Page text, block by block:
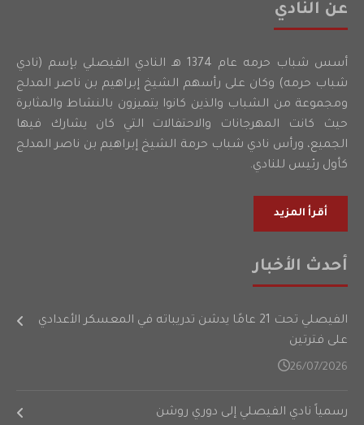
عن النادي
أسس شباب حرمه عام 1374 هـ النادي الفيصلي بإسم (نادي
شباب حرمه) وكان على رأسهم الشيخ إبراهيم بن ناصر المدلج
ومجموعة من الشباب والذين كانوا يتميزون بالنشاط والمثابرة
حيث كانت المهرجانات والاحتفالات التي كان يشارك فيها
الجميع، ورأس نادي شباب حرمة الشيخ إبراهيم بن ناصر المدلج
كأول رئيس للنادي.
أقرأ المزيد
أحدث الأخبار
الفيصلي تحت 21 عامًا يدشن تدريباته في المعسكر الأعدادي
على فترتين
26/07/2026
رسمياً نادي الفيصلي إلى دوري روشن